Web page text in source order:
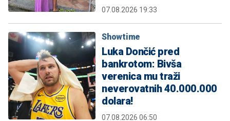
07.08.2026 19:33
Showtime
Luka Dončić pred
bankrotom: Bivša
verenica mu traži
neverovatnih 40.000.000
dolara!
07.08.2026 06:50